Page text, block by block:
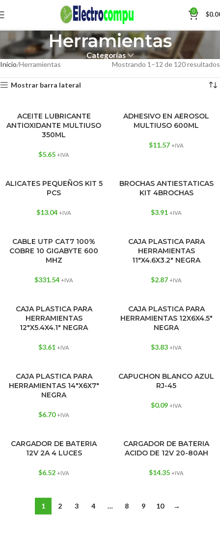
0 $
Herramientas
Categorías
Inicio Herramientas Mostrando 1–12 de 120 resultados
Mostrar barra lateral
ACEITE LUBRICANTE
ANTIOXIDANTE MULTIUSO
350ML
$5.65 +IVA
ADHESIVO EN AEROSOL
MULTIUSO 600ML
$11.57 +IVA
ALICATES PEQUEÑOS KIT 5
PCS
$13.04 +IVA
BROCHAS ANTIESTATICAS
KIT 4BROCHAS
$3.91 +IVA
CABLE UTP CAT7 100%
COBRE 10 GIGABYTE 600
MHZ
$331.54 +IVA
CAJA PLASTICA PARA
HERRAMIENTAS
11″X4.6X3.2″ NEGRA
$2.87 +IVA
CAJA PLASTICA PARA
HERRAMIENTAS
12″X5.4X4.1″ NEGRA
$3.61 +IVA
CAJA PLASTICA PARA
HERRAMIENTAS 12X6X4.5″
NEGRA
$3.83 +IVA
CAJA PLASTICA PARA
HERRAMIENTAS 14″X6X7″
NEGRA
$6.70 +IVA
CAPUCHON BLANCO AZUL
RJ-45
$0.09 +IVA
CARGADOR DE BATERIA
12V 2A 4 LUCES
$6.52 +IVA
CARGADOR DE BATERIA
ACIDO DE 12V 20-80AH
$14.35 +IVA
1 2 3 4 … 8 9 10 →